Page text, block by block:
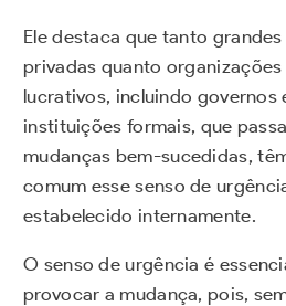
Ele destaca que tanto
privadas quanto
lucrativos, incluindo governos
instituições formais, que
mudanças bem-sucedidas,
comum esse senso de
estabelecido internamente.
O senso de urgência é
provocar a mudança, pois,